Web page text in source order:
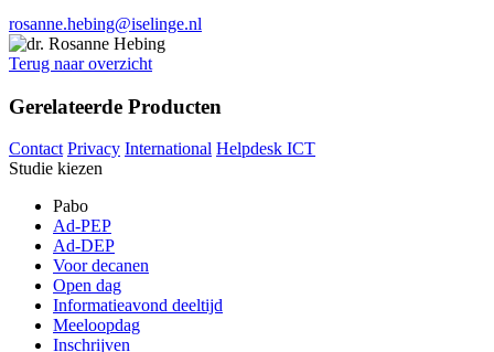
rosanne.hebing@iselinge.nl
Terug naar overzicht
Gerelateerde Producten
Contact Privacy International Helpdesk ICT
Studie kiezen
Pabo
Ad-PEP
Ad-DEP
Voor decanen
Open dag
Informatieavond deeltijd
Meeloopdag
Inschrijven